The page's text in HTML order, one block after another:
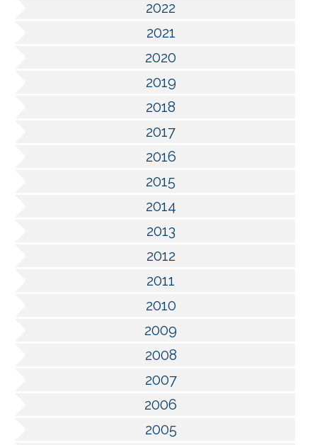
2022
2021
2020
2019
2018
2017
2016
2015
2014
2013
2012
2011
2010
2009
2008
2007
2006
2005